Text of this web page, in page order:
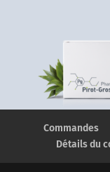
Commandes
Détails du